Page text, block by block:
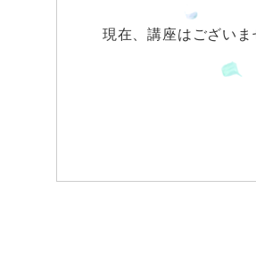
現在、講座はございま